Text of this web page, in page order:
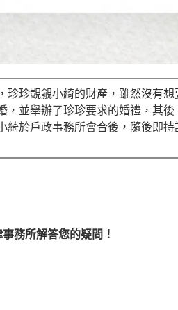
珍覬覦小綺的財產，雖然沒有
並舉辦了珍珍要求的婚禮，其
於戶政事務所會合後，隨後即
務所解答您的疑問！